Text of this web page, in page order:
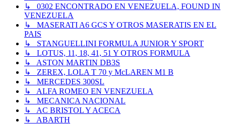
↳ 0302 ENCONTRADO EN VENEZUELA, FOUND IN
VENEZUELA
↳ MASERATI A6 GCS Y OTROS MASERATIS EN EL
PAIS
↳ STANGUELLINI FORMULA JUNIOR Y SPORT
↳ LOTUS, 11, 18, 41, 51 Y OTROS FORMULA
↳ ASTON MARTIN DB3S
↳ ZEREX, LOLA T 70 y McLAREN M1 B
↳ MERCEDES 300SL
↳ ALFA ROMEO EN VENEZUELA
↳ MECANICA NACIONAL
↳ AC BRISTOL Y ACECA
↳ ABARTH